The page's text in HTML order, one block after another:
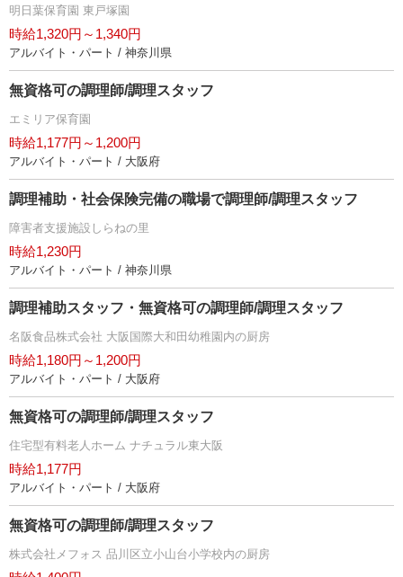
明日葉保育園 東戸塚園
時給1,320円～1,340円
アルバイト・パート / 神奈川県
無資格可の調理師/調理スタッフ
エミリア保育園
時給1,177円～1,200円
アルバイト・パート / 大阪府
調理補助・社会保険完備の職場で調理師/調理スタッフ
障害者支援施設しらねの里
時給1,230円
アルバイト・パート / 神奈川県
調理補助スタッフ・無資格可の調理師/調理スタッフ
名阪食品株式会社 大阪国際大和田幼稚園内の厨房
時給1,180円～1,200円
アルバイト・パート / 大阪府
無資格可の調理師/調理スタッフ
住宅型有料老人ホーム ナチュラル東大阪
時給1,177円
アルバイト・パート / 大阪府
無資格可の調理師/調理スタッフ
株式会社メフォス 品川区立小山台小学校内の厨房